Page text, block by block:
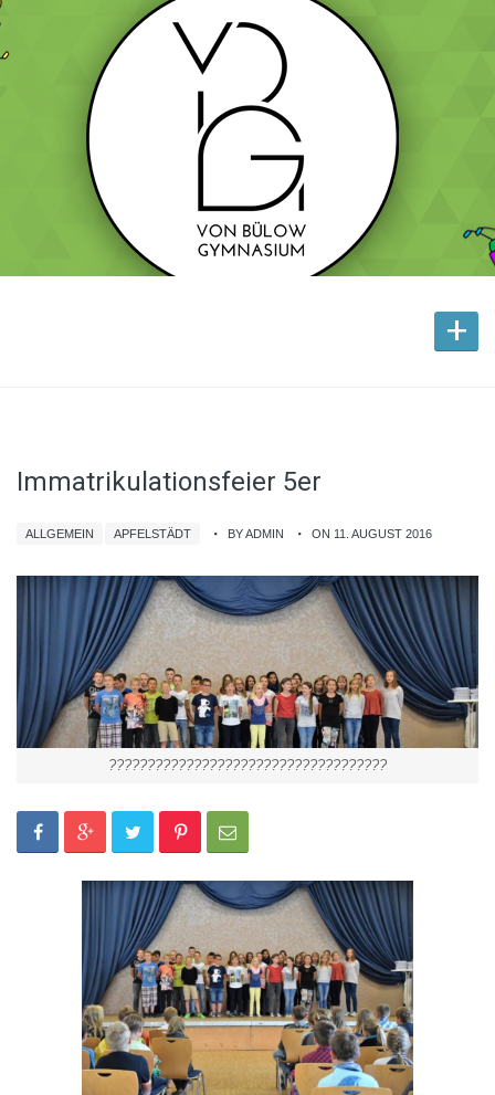
+
Immatrikulationsfeier 5er
ALLGEMEIN APFELSTÄDT BY ADMIN ON 11. AUGUST 2016
????????????????????????????????????